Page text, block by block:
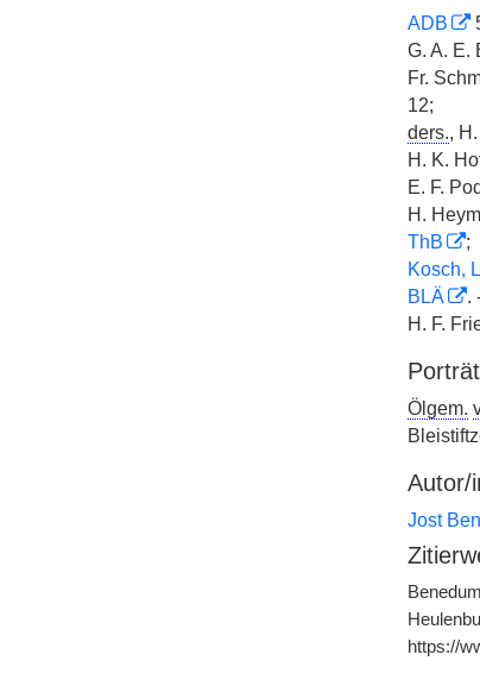
ADB
G. A. E.
Fr.
12;
ders., H.
H. K.
E. F.
H.
ThB
;
Kosch,
BLÄ
.
H. F.
Ölgem.
Autor/
Jost
https://